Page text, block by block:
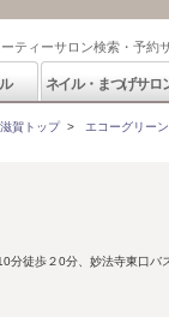
ティーサロン検索・予約
ネイル・まつげサロ
滋賀トップ> エコーグリー
分徒歩２0分、妙法寺東口バ